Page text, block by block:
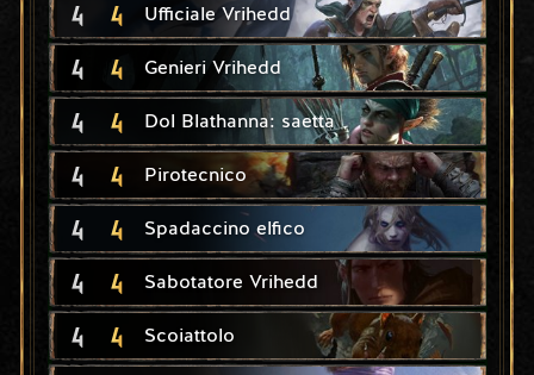
4 4 Ufficiale Vrihedd
4 4 Genieri Vrihedd
4 4 Dol Blathanna: saetta
4 4 Pirotecnico
4 4 Spadaccino elfico
4 4 Sabotatore Vrihedd
4 4 Scoiattolo